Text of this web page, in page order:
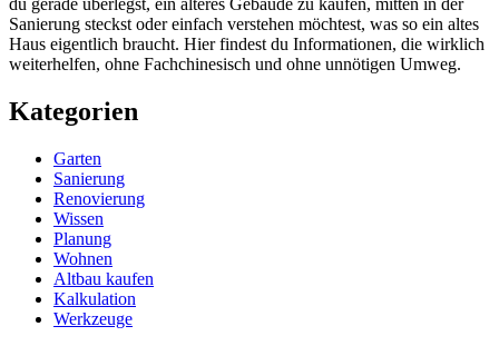
du gerade überlegst, ein älteres Gebäude zu kaufen, mitten in der
Sanierung steckst oder einfach verstehen möchtest, was so ein altes
Haus eigentlich braucht. Hier findest du Informationen, die wirklich
weiterhelfen, ohne Fachchinesisch und ohne unnötigen Umweg.
Kategorien
Garten
Sanierung
Renovierung
Wissen
Planung
Wohnen
Altbau kaufen
Kalkulation
Werkzeuge